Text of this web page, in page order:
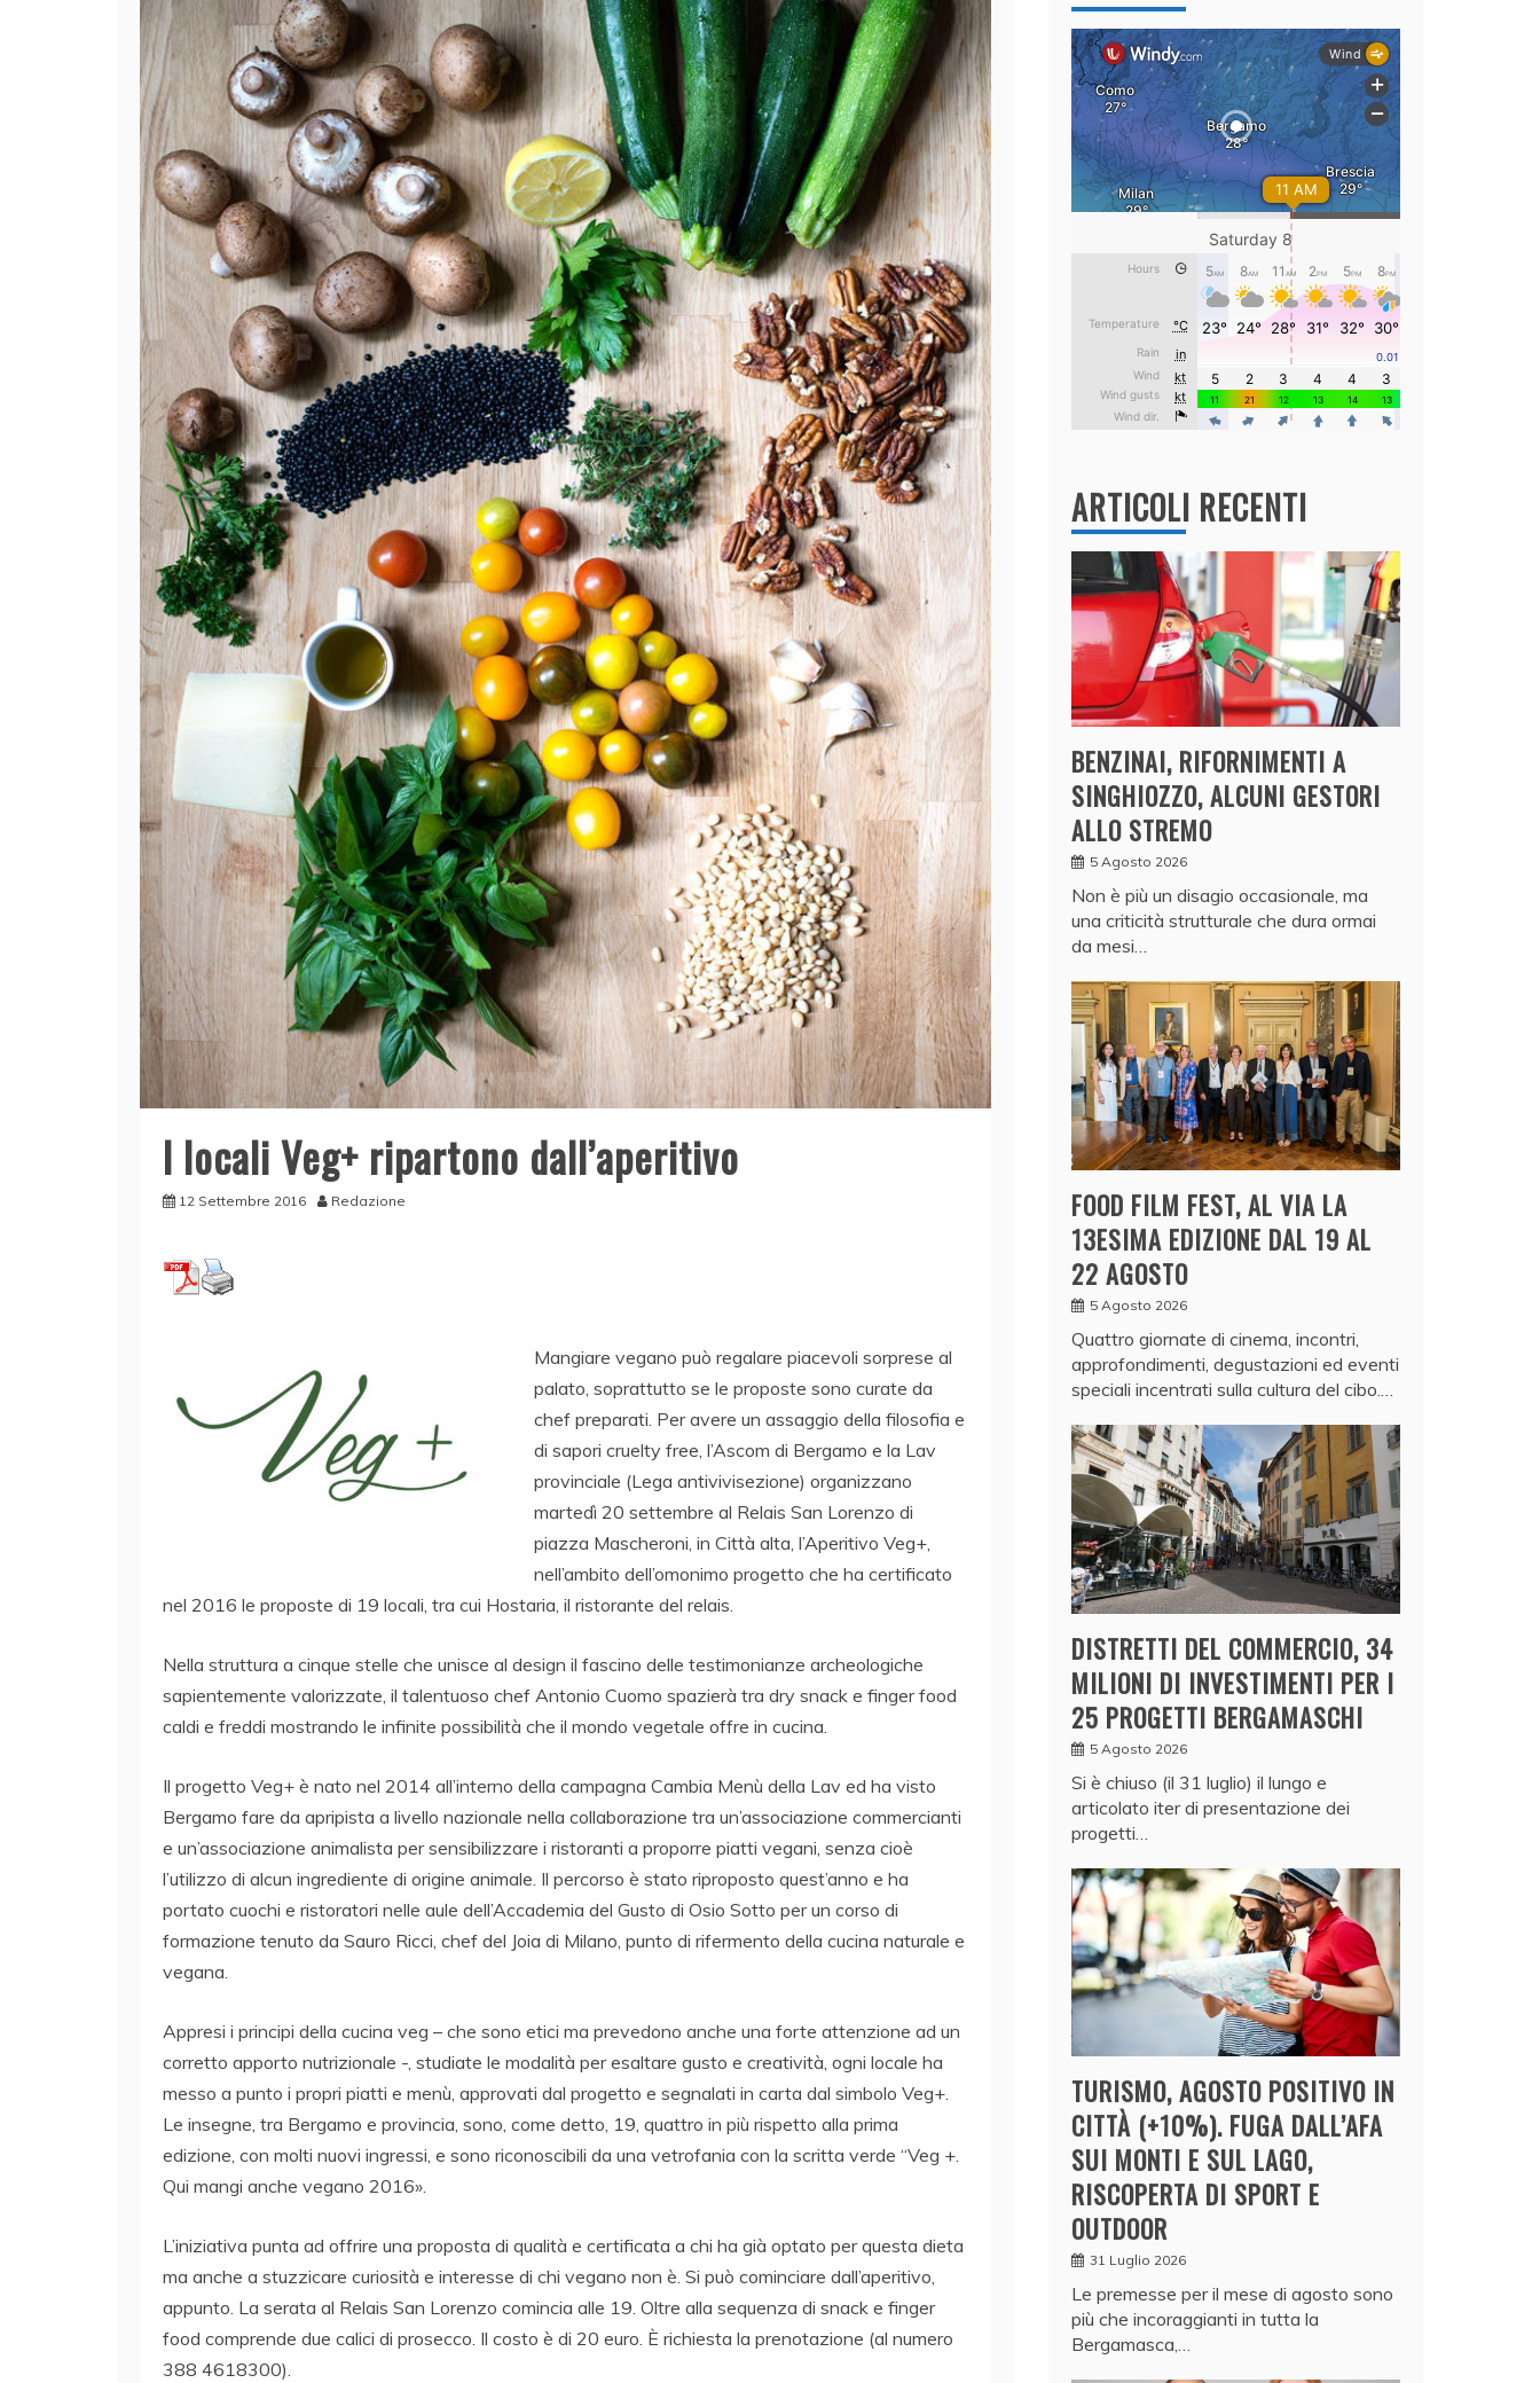
I locali Veg+ ripartono dall’aperitivo
12 Settembre 2016 Redazione
Mangiare vegano può regalare piacevoli sorprese al
palato, soprattutto se le proposte sono curate da
chef preparati. Per avere un assaggio della filosofia e
di sapori cruelty free, l’Ascom di Bergamo e la Lav
provinciale (Lega antivivisezione) organizzano
martedì 20 settembre al Relais San Lorenzo di
piazza Mascheroni, in Città alta, l’Aperitivo Veg+,
nell’ambito dell’omonimo progetto che ha certificato
nel 2016 le proposte di 19 locali, tra cui Hostaria, il ristorante del relais.
Nella struttura a cinque stelle che unisce al design il fascino delle testimonianze archeologiche
sapientemente valorizzate, il talentuoso chef Antonio Cuomo spazierà tra dry snack e finger food
caldi e freddi mostrando le infinite possibilità che il mondo vegetale offre in cucina.
Il progetto Veg+ è nato nel 2014 all’interno della campagna Cambia Menù della Lav ed ha visto
Bergamo fare da apripista a livello nazionale nella collaborazione tra un’associazione commercianti
e un’associazione animalista per sensibilizzare i ristoranti a proporre piatti vegani, senza cioè
l’utilizzo di alcun ingrediente di origine animale. Il percorso è stato riproposto quest’anno e ha
portato cuochi e ristoratori nelle aule dell’Accademia del Gusto di Osio Sotto per un corso di
formazione tenuto da Sauro Ricci, chef del Joia di Milano, punto di rifermento della cucina naturale e
vegana.
Appresi i principi della cucina veg – che sono etici ma prevedono anche una forte attenzione ad un
corretto apporto nutrizionale -, studiate le modalità per esaltare gusto e creatività, ogni locale ha
messo a punto i propri piatti e menù, approvati dal progetto e segnalati in carta dal simbolo Veg+.
Le insegne, tra Bergamo e provincia, sono, come detto, 19, quattro in più rispetto alla prima
edizione, con molti nuovi ingressi, e sono riconoscibili da una vetrofania con la scritta verde “Veg +.
Qui mangi anche vegano 2016».
L’iniziativa punta ad offrire una proposta di qualità e certificata a chi ha già optato per questa dieta
ma anche a stuzzicare curiosità e interesse di chi vegano non è. Si può cominciare dall’aperitivo,
appunto. La serata al Relais San Lorenzo comincia alle 19. Oltre alla sequenza di snack e finger
food comprende due calici di prosecco. Il costo è di 20 euro. È richiesta la prenotazione (al numero
388 4618300).
ARTICOLI RECENTI
BENZINAI, RIFORNIMENTI A
SINGHIOZZO, ALCUNI GESTORI
ALLO STREMO
5 Agosto 2026
Non è più un disagio occasionale, ma
una criticità strutturale che dura ormai
da mesi…
FOOD FILM FEST, AL VIA LA
13ESIMA EDIZIONE DAL 19 AL
22 AGOSTO
5 Agosto 2026
Quattro giornate di cinema, incontri,
approfondimenti, degustazioni ed eventi
speciali incentrati sulla cultura del cibo.…
DISTRETTI DEL COMMERCIO, 34
MILIONI DI INVESTIMENTI PER I
25 PROGETTI BERGAMASCHI
5 Agosto 2026
Si è chiuso (il 31 luglio) il lungo e
articolato iter di presentazione dei
progetti…
TURISMO, AGOSTO POSITIVO IN
CITTÀ (+10%). FUGA DALL’AFA
SUI MONTI E SUL LAGO,
RISCOPERTA DI SPORT E
OUTDOOR
31 Luglio 2026
Le premesse per il mese di agosto sono
più che incoraggianti in tutta la
Bergamasca,…